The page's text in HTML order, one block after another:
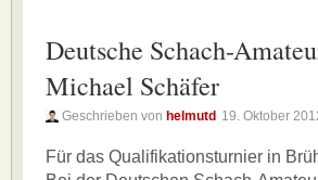
Deutsche Schach-
Michael Schäfer
Geschrieben von helmutd 19. Oktober
Für das Qualifikationsturnier in